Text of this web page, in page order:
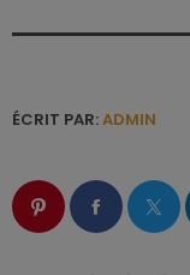
ÉCRIT PAR:ADMIN